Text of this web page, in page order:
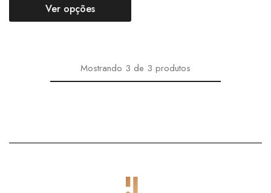
Ver opções
Mostrando 3 de 3 produtos